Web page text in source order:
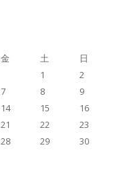
金 土 日
1
2
7 8
9
14 15
16
21 22
23
28 29
30